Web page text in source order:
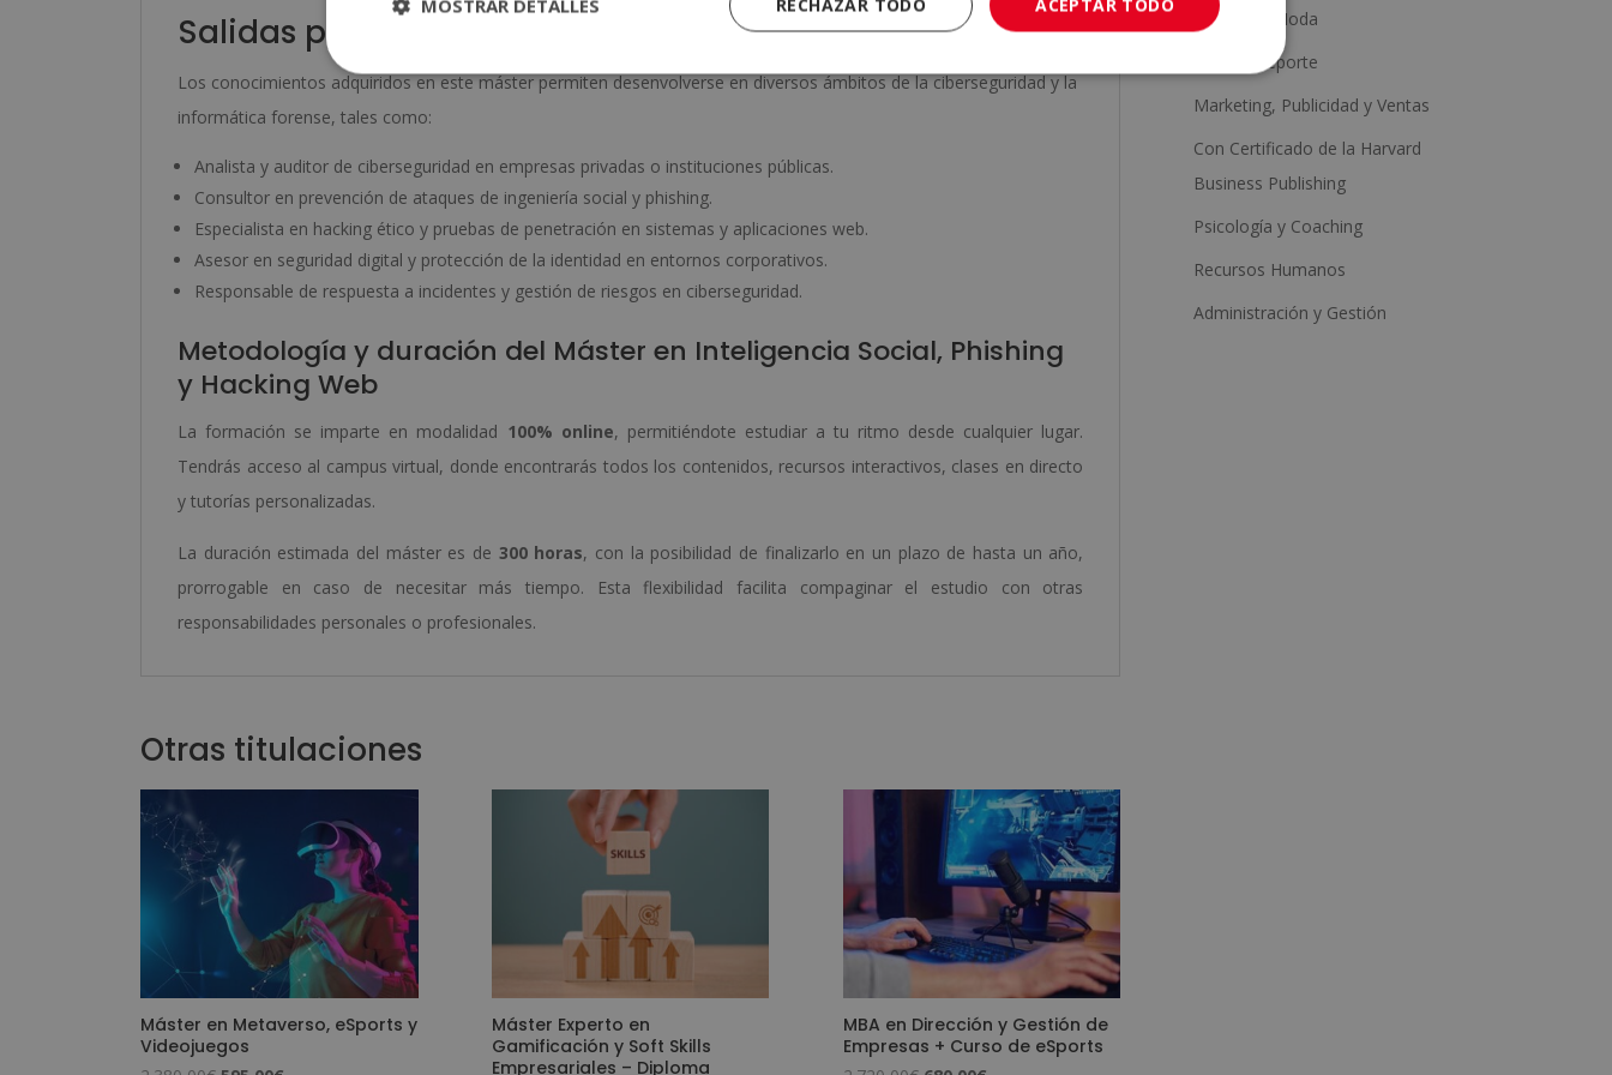
Salidas profesionales del sector
Los conocimientos adquiridos en este máster permiten desenvolverse en diversos ámbitos de la ciberseguridad y la
informática forense, tales como:
Analista y auditor de ciberseguridad en empresas privadas o instituciones públicas.
Consultor en prevención de ataques de ingeniería social y phishing.
Especialista en hacking ético y pruebas de penetración en sistemas y aplicaciones web.
Asesor en seguridad digital y protección de la identidad en entornos corporativos.
Responsable de respuesta a incidentes y gestión de riesgos en ciberseguridad.
Metodología y duración del Máster en Inteligencia Social, Phishing
y Hacking Web
La formación se imparte en modalidad 100% online, permitiéndote estudiar a tu ritmo desde cualquier lugar.
Tendrás acceso al campus virtual, donde encontrarás todos los contenidos, recursos interactivos, clases en directo
y tutorías personalizadas.
La duración estimada del máster es de 300 horas, con la posibilidad de finalizarlo en un plazo de hasta un año,
prorrogable en caso de necesitar más tiempo. Esta flexibilidad facilita compaginar el estudio con otras
responsabilidades personales o profesionales.
Otras titulaciones
Máster en Metaverso, eSports y
Videojuegos
Máster Experto en
Gamificación y Soft Skills
Empresariales – Diploma
MBA en Dirección y Gestión de
Empresas + Curso de eSports
Estética y Moda
Salud y Deporte
Marketing, Publicidad y Ventas
Con Certificado de la Harvard
Business Publishing
Psicología y Coaching
Recursos Humanos
Administración y Gestión
ACEPTAR TODO
RECHAZAR TODO
MOSTRAR DETALLES